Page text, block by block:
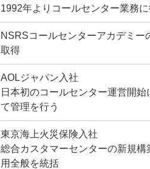
1992年よりコールセンター業務
NSRSコールセンターアカデミー
取得
AOLジャパン入社
日本初のコールセンター運営開
て管理を行う
東京海上火災保険入社
総合カスタマーセンターの新規
用全般を統括